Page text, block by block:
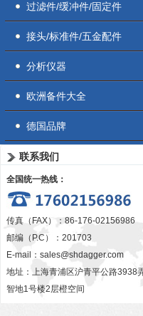
过滤件/缓冲件/固定件
接头/标准件/五金配件
分析仪器
欧洲备件大全
德国品牌
联系我们
全国统一热线：
传真（FAX）：86-176-02156986
邮编（P.C）：201703
E-mail： sales@shdagger.com
地址：上海青浦区沪青平公路3938
智地1号楼2层橙空间